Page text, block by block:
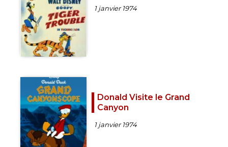
1 janvier 1974
Donald Visite le Grand
Canyon
1 janvier 1974